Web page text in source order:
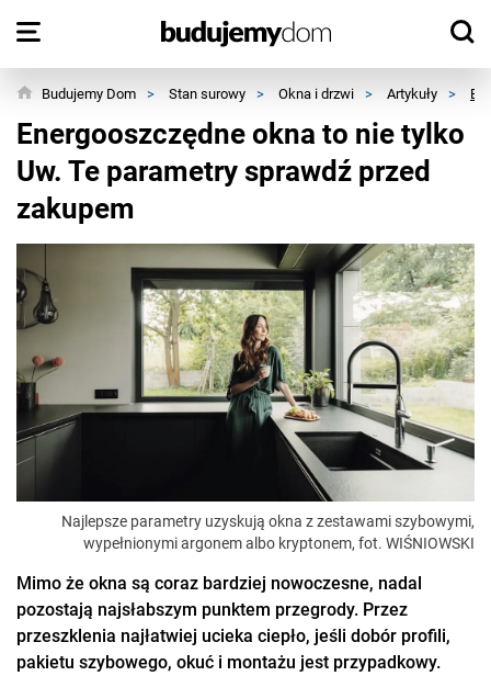
Budujemy Dom > Stan surowy > Okna i drzwi > Artykuły >
Energooszczędne okna to nie tylko
Uw. Te parametry sprawdź przed
zakupem
Najlepsze parametry uzyskują okna z zestawami szybowymi,
wypełnionymi argonem albo kryptonem, fot. WIŚNIOWSKI
Mimo że okna są coraz bardziej nowoczesne, nadal
pozostają najsłabszym punktem przegrody. Przez
przeszklenia najłatwiej ucieka ciepło, jeśli dobór profili,
pakietu szybowego, okuć i montażu jest przypadkowy.